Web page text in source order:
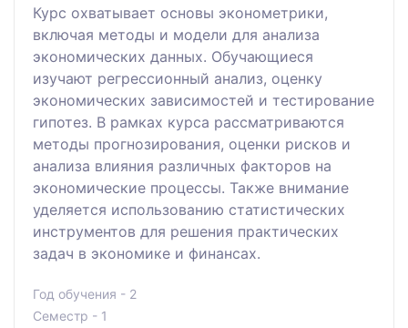
Курс охватывает основы эконометрики,
включая методы и модели для анализа
экономических данных. Обучающиеся
изучают регрессионный анализ, оценку
экономических зависимостей и тестирование
гипотез. В рамках курса рассматриваются
методы прогнозирования, оценки рисков и
анализа влияния различных факторов на
экономические процессы. Также внимание
уделяется использованию статистических
инструментов для решения практических
задач в экономике и финансах.
Год обучения - 2
Семестр - 1